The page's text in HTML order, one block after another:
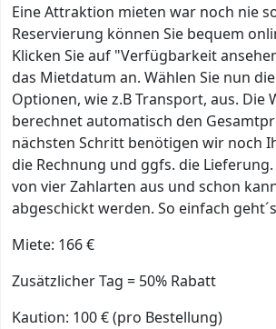
Eine Attraktion mieten war noch nie
Reservierung können Sie bequem
Klicken Sie auf "Verfügbarkeit
das Mietdatum an. Wählen Sie nun
Optionen, wie z.B Transport, aus. Die
berechnet automatisch den
nächsten Schritt benötigen wir noch
die Rechnung und ggfs. die Lieferung.
von vier Zahlarten aus und schon
abgeschickt werden. So einfach
Miete: 166 €
Zusätzlicher Tag = 50% Rabatt
Kaution: 100 € (pro Bestellung)